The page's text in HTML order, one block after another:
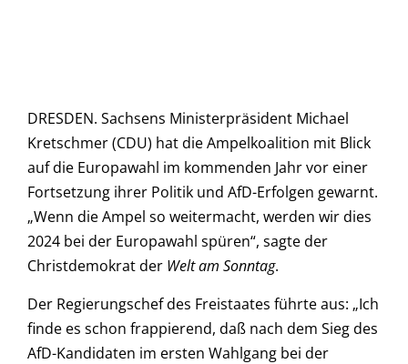
DRESDEN. Sachsens Ministerpräsident Michael
Kretschmer (CDU) hat die Ampelkoalition mit Blick
auf die Europawahl im kommenden Jahr vor einer
Fortsetzung ihrer Politik und AfD-Erfolgen gewarnt.
„Wenn die Ampel so weitermacht, werden wir dies
2024 bei der Europawahl spüren“, sagte der
Christdemokrat der Welt am Sonntag.
Der Regierungschef des Freistaates führte aus: „Ich
finde es schon frappierend, daß nach dem Sieg des
AfD-Kandidaten im ersten Wahlgang bei der